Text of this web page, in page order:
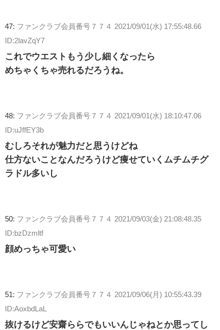
47: ファンクラブ会員番号７７４ 2021/09/01(水) 17:55:48.66
ID:2lavZqY7
これでウエストもう少し細くなったら
めちゃくちゃ売れるだろうね。
48: ファンクラブ会員番号７７４ 2021/09/01(水) 18:10:47.06
ID:uJffEY3b
むしろそれが魅力だと思うけどね
仕方ないことなんだろうけど痩せていくムチムチグ
ラドル多いし
50: ファンクラブ会員番号７７４ 2021/09/03(金) 21:08:48.35
ID:bzDzmltf
顔めっちゃ可愛い
51: ファンクラブ会員番号７７４ 2021/09/06(月) 10:55:43.39
ID:AoxbdLaL
抜けるけど安齋ららでもいいんじゃねとか思ってし